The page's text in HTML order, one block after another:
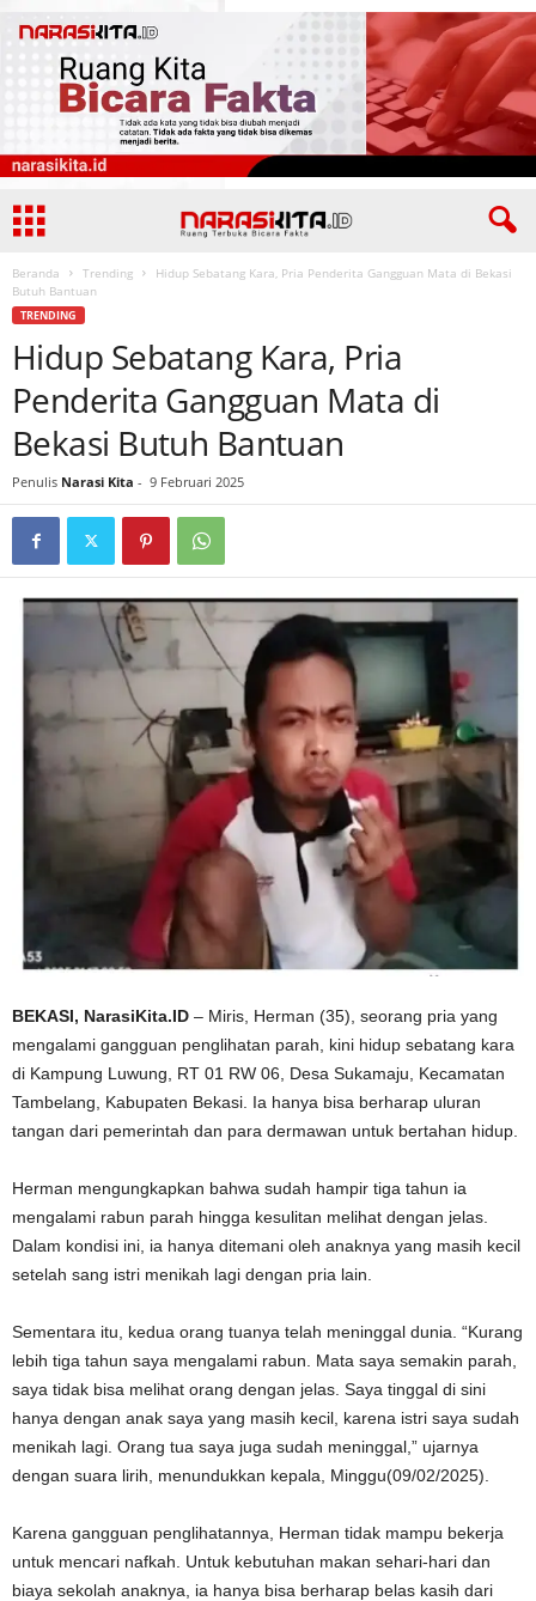
Beranda Trending
Hidup Sebatang Kara, Pria Penderita Gangguan Mata di Bekasi
Butuh Bantuan
TRENDING
Hidup Sebatang Kara, Pria
Penderita Gangguan Mata di
Bekasi Butuh Bantuan
Penulis Narasi Kita - 9 Februari 2025
BEKASI, NarasiKita.ID – Miris, Herman (35), seorang pria yang
mengalami gangguan penglihatan parah, kini hidup sebatang kara
di Kampung Luwung, RT 01 RW 06, Desa Sukamaju, Kecamatan
Tambelang, Kabupaten Bekasi. Ia hanya bisa berharap uluran
tangan dari pemerintah dan para dermawan untuk bertahan hidup.
Herman mengungkapkan bahwa sudah hampir tiga tahun ia
mengalami rabun parah hingga kesulitan melihat dengan jelas.
Dalam kondisi ini, ia hanya ditemani oleh anaknya yang masih kecil
setelah sang istri menikah lagi dengan pria lain.
Sementara itu, kedua orang tuanya telah meninggal dunia. “Kurang
lebih tiga tahun saya mengalami rabun. Mata saya semakin parah,
saya tidak bisa melihat orang dengan jelas. Saya tinggal di sini
hanya dengan anak saya yang masih kecil, karena istri saya sudah
menikah lagi. Orang tua saya juga sudah meninggal,” ujarnya
dengan suara lirih, menundukkan kepala, Minggu(09/02/2025).
Karena gangguan penglihatannya, Herman tidak mampu bekerja
untuk mencari nafkah. Untuk kebutuhan makan sehari-hari dan
biaya sekolah anaknya, ia hanya bisa berharap belas kasih dari